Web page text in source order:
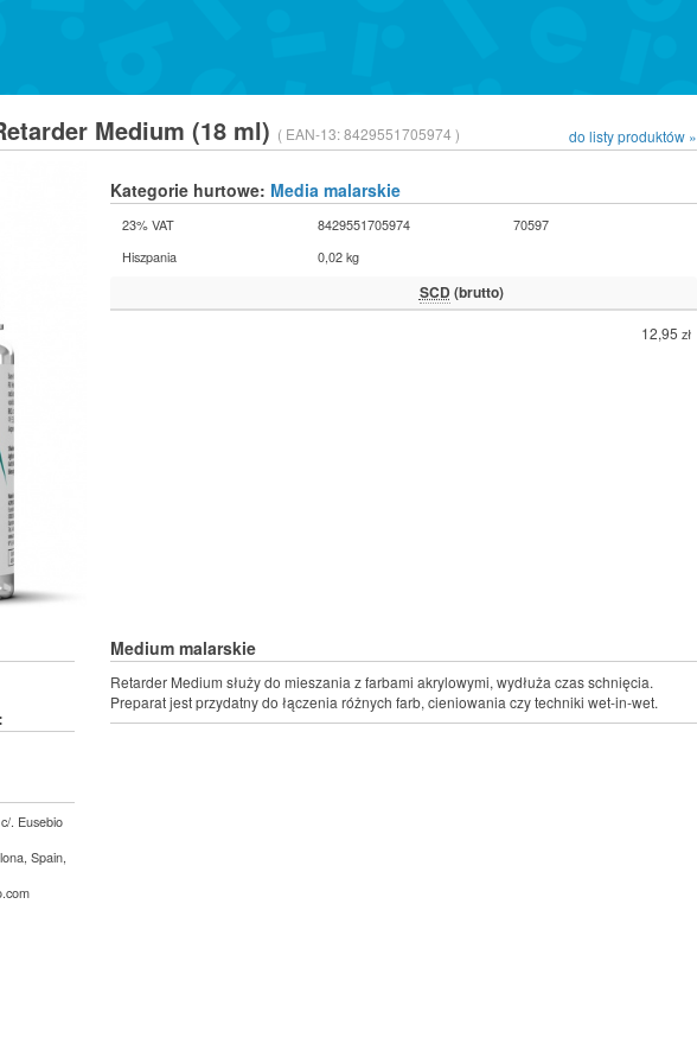
Medium (18 ml) ( EAN-13:8429551705974 ) do listy produktów »
Kategorie hurtowe: Media malarskie
23% VAT 8429551705974
70597
Hiszpania
0,02 kg
SCD (brutto)
12,95 zł
. Eusebio
Spain,
Medium malarskie
Retarder Medium służy do mieszania z farbami akrylowymi, wydłuża czas schnięcia.
Preparat jest przydatny do łączenia różnych farb, cieniowania czy techniki wet-in-wet.